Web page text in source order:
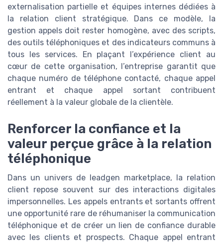
externalisation partielle et équipes internes dédiées à
la relation client stratégique. Dans ce modèle, la
gestion appels doit rester homogène, avec des scripts,
des outils téléphoniques et des indicateurs communs à
tous les services. En plaçant l’expérience client au
cœur de cette organisation, l’entreprise garantit que
chaque numéro de téléphone contacté, chaque appel
entrant et chaque appel sortant contribuent
réellement à la valeur globale de la clientèle.
Renforcer la confiance et la
valeur perçue grâce à la relation
téléphonique
Dans un univers de leadgen marketplace, la relation
client repose souvent sur des interactions digitales
impersonnelles. Les appels entrants et sortants offrent
une opportunité rare de réhumaniser la communication
téléphonique et de créer un lien de confiance durable
avec les clients et prospects. Chaque appel entrant